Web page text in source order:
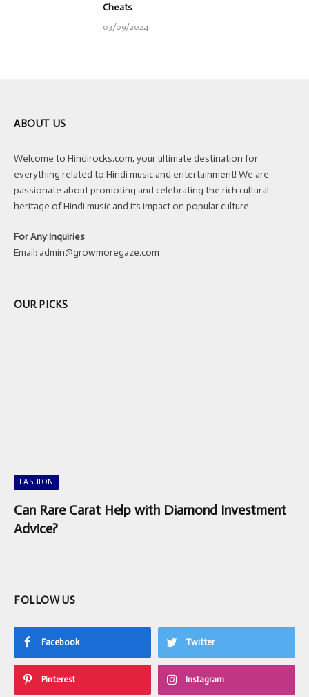
Cheats
03/09/2024
ABOUT US
Welcome to Hindirocks.com, your ultimate destination for
everything related to Hindi music and entertainment! We are
passionate about promoting and celebrating the rich cultural
heritage of Hindi music and its impact on popular culture.
For Any Inquiries
Email: admin@growmoregaze.com
OUR PICKS
FASHION
Can Rare Carat Help with Diamond Investment
Advice?
FOLLOW US
Facebook Twitter
Pinterest Instagram